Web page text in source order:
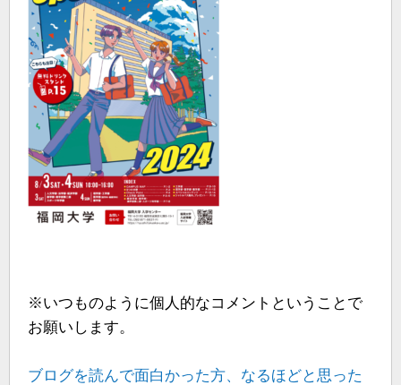
※いつものように個人的なコメントということで
お願いします。
ブログを読んで面白かった方、なるほどと思った